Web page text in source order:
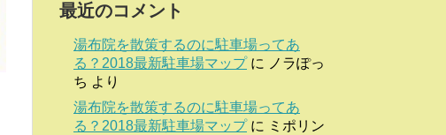
最近のコメント
湯布院を散策するのに駐車場ってあ
る？2018最新駐車場マップに ノラぽっ
ち より
湯布院を散策するのに駐車場ってあ
る？2018最新駐車場マップに ミポリン